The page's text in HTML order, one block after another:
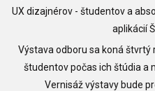
UX dizajnérov - študentov a
aplikácií
Výstava odboru sa koná
študentov počas ich štúdia a
Vernisáž výstavy bude